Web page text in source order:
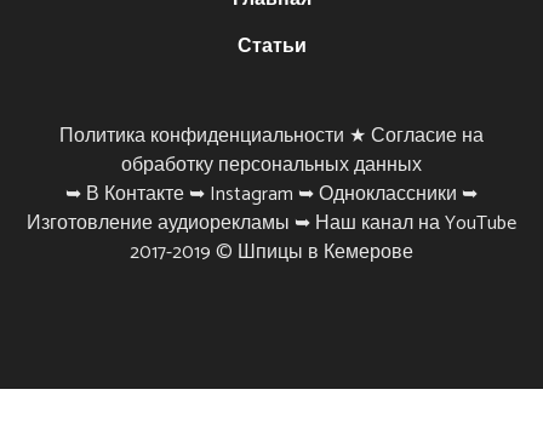
Статьи
Политика конфиденциальности ★Согласие на
обработку персональных данных
➥В Контакте➥Instagram ➥Одноклассники ➥
Изготовление аудиорекламы ➥Наш канал на YouTube
2017-2019 © Шпицы в Кемерове